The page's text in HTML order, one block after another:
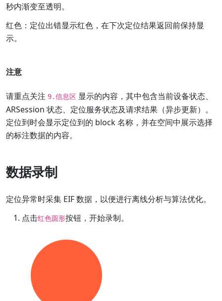
秒内渐变至透明。
红色：定位出错显示红色，在下次定位结果返回前保持显
示。
注意
请重点关注 9.信息区 显示的内容，其中包含当前设备状态、
ARSession 状态、定位服务状态及请求结果（异步更新）。
定位到时会显示定位到的 block 名称，并在空间中展示选择
的标注数据的内容。
数据录制
定位异常时采集 EIF 数据，以便进行离线分析与算法优化。
点击红色圆形按钮，开始录制。